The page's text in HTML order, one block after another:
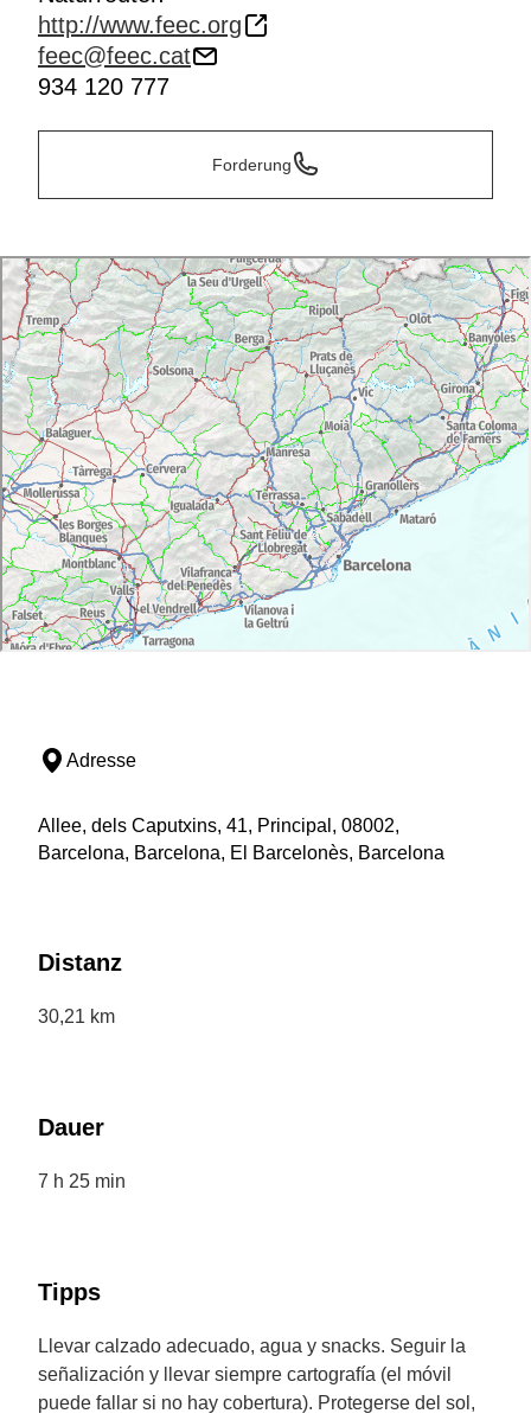
http://www.feec.org
feec@feec.cat
934 120 777
Forderung
Adresse
Allee, dels Caputxins, 41, Principal, 08002,
Barcelona, Barcelona, El Barcelonès, Barcelona
Distanz
30,21 km
Dauer
7 h 25 min
Tipps
Llevar calzado adecuado, agua y snacks. Seguir la
señalización y llevar siempre cartografía (el móvil
puede fallar si no hay cobertura). Protegerse del sol,